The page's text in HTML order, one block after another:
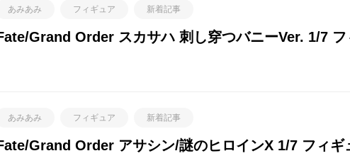
あみあみ フィギュア 新着記事
Grand Order スカサハ 刺し穿つバニーVer. 1/7
あみあみ フィギュア 新着記事
Grand Order アサシン/謎のヒロインX 1/7 フィギ